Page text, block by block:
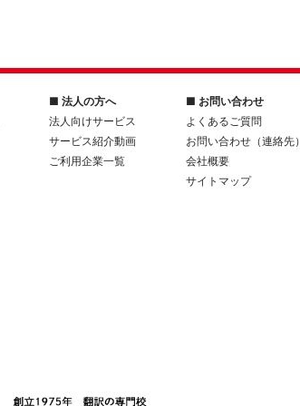
■ 法人の方へ
法人向けサービス
サービス紹介動画
ご利用企業一覧
■ お問い合わせ
よくあるご質問
お問い合わせ（連絡先）
会社概要
サイトマップ